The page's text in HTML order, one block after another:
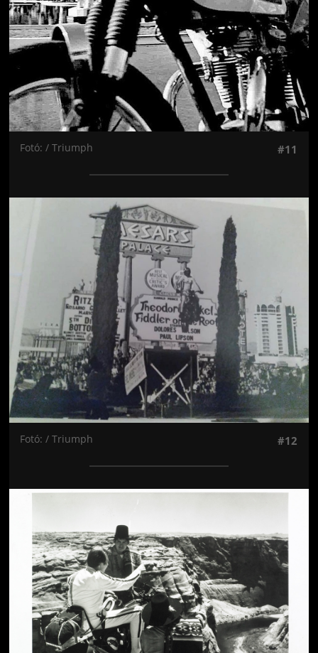
Fotó: / Triumph #11
Jön még kép!
Fotó: / Triumph #12